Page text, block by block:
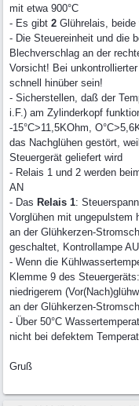
mit etwa 900°C
- Es gibt 2 Glührelais,
- Die Steuereinheit und die
Blechverschlag an der
Vorsicht! Bei
schnell hinüber sein!
- Sicherstellen, daß der
i.F.) am Zylinderkopf
-15°C>11,5KOhm,
das Nachglühen gestört,
Steuergerät geliefert wird
- Relais 1 und 2 werden
AN
- Das Relais 1:
Vorglühen mit ungepulstem
an der Glühkerzen-
geschaltet, Kontrollampe
- Wenn die
Klemme 9 des
niedrigerem
an der Glühkerzen-
- Über 50°C
nicht bei defektem
Gruß